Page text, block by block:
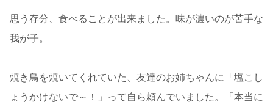
思う存分、食べることが出来ました。味が濃いのが苦手な
我が子。
焼き鳥を焼いてくれていた、友達のお姉ちゃんに「塩こし
ょうかけないで～！」って自ら頼んでいました。「本当に